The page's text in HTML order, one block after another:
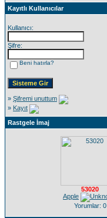
Kayıtlı Kullanıcılar
Kullanıcı:
Şifre:
Beni hatırla?
» Şifremi unuttum
» Kayıt
Rastgele İmaj
53020
Apple
Yorumlar: 0